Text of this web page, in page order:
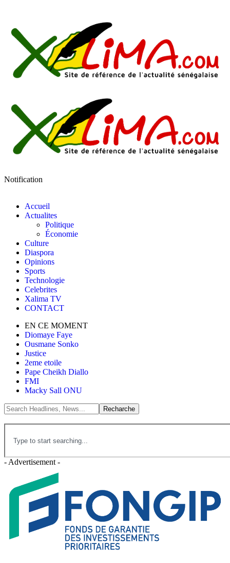
Notification
Accueil
Actualites
Politique
Économie
Culture
Diaspora
Opinions
Sports
Technologie
Celebrites
Xalima TV
CONTACT
EN CE MOMENT
Diomaye Faye
Ousmane Sonko
Justice
2eme etoile
Pape Cheikh Diallo
FMI
Macky Sall ONU
- Advertisement -